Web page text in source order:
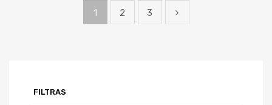
1 2 3
FILTRAS